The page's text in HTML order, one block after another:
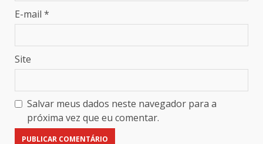
E-mail *
Site
Salvar meus dados neste navegador para a
próxima vez que eu comentar.